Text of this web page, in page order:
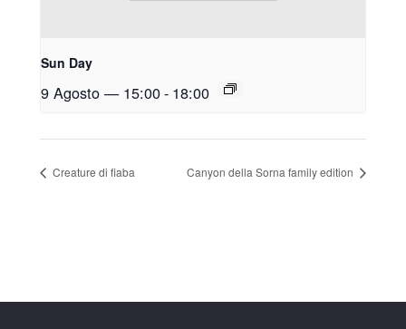
Sun Day
9 Agosto — 15:00- 18:00
Creature di fiaba Canyon della Sorna family edition